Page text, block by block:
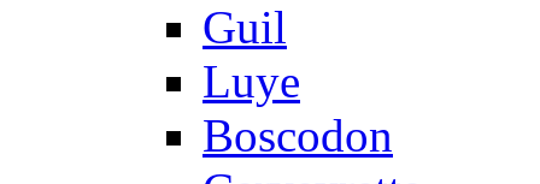
Guil
Luye
Boscodon